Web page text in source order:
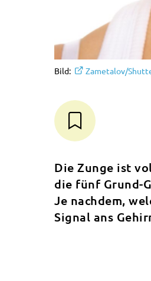
Bild: Zametalov/
Die Zunge ist
die fünf Grund-
Je nachdem,
Signal ans